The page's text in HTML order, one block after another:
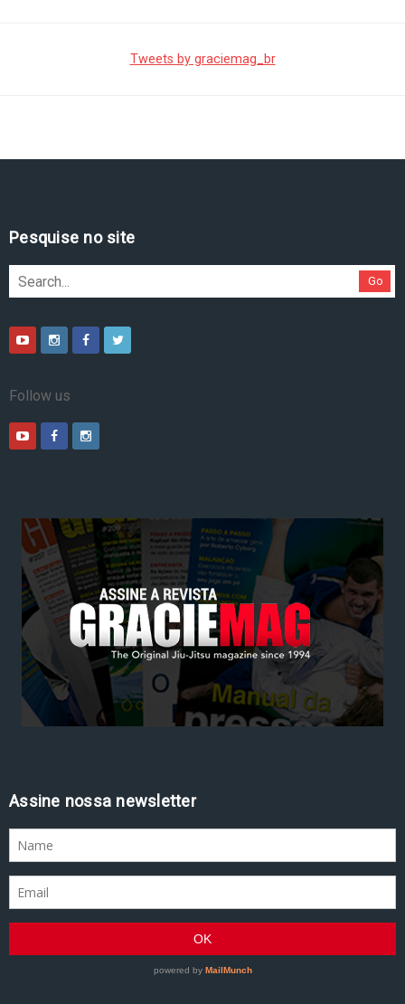
Tweets by graciemag_br
Pesquise no site
Go
Follow us
Assine nossa newsletter